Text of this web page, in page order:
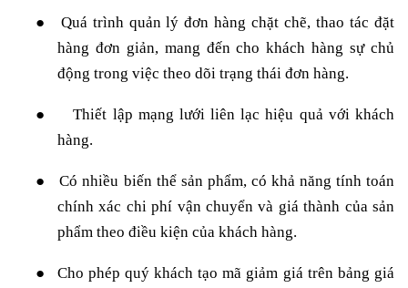
●
Quá trình quản lý đơn hàng chặt chẽ, thao tác đặt
hàng đơn giản, mang đến cho khách hàng sự chủ
động trong việc theo dõi trạng thái đơn hàng.
●
Thiết lập mạng lưới liên lạc hiệu quả với khách
hàng.
●
Có nhiều biến thể sản phẩm, có khả năng tính toán
chính xác chi phí vận chuyển và giá thành của sản
phẩm theo điều kiện của khách hàng.
●
Cho phép quý khách tạo mã giảm giá trên bảng giá